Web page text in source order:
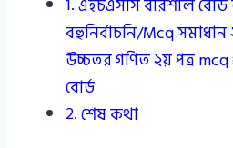
এইচএসসি বরিশাল
বহুনির্বাচনি/Mcq
উচ্চতর গণিত ২য় পত্র mcq
বোর্ড
শেষ কথা